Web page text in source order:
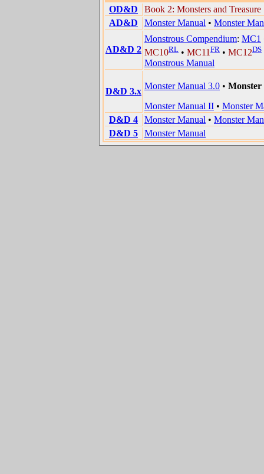
OD&D
Book 2: Monsters and Treasure
AD&D
Monster Manual • Monster
AD&D 2
Monstrous Compendium: MC1
MC10RL • MC11 FR • MC12DS
Monstrous Manual
D&D 3.x
Monster Manual 3.0 • Monster
Monster Manual II • Monster
D&D 4
Monster Manual • Monster
D&D 5
Monster Manual